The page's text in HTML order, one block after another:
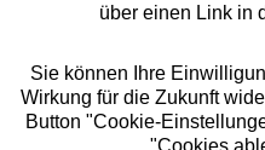
über einen Link in
Sie können Ihre
Wirkung für die Zukunft
Button "Cookie-